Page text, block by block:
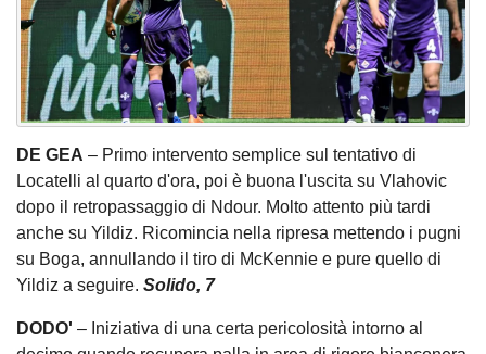
DE GEA – Primo intervento semplice sul tentativo di
Locatelli al quarto d'ora, poi è buona l'uscita su Vlahovic
dopo il retropassaggio di Ndour. Molto attento più tardi
anche su Yildiz. Ricomincia nella ripresa mettendo i pugni
su Boga, annullando il tiro di McKennie e pure quello di
Yildiz a seguire. Solido, 7
DODO' – Iniziativa di una certa pericolosità intorno al